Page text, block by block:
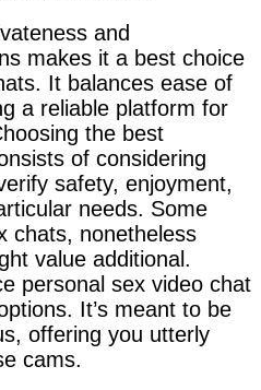
and
makes it a best choice
It balances ease of
a reliable platform for
the best
of considering
safety, enjoyment,
needs. Some
chats, nonetheless
value additional.
personal sex video chat
It’s meant to be
offering you utterly
cams.